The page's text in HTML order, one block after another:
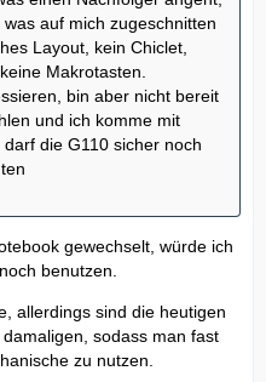
auf mich zugeschnitten
Layout, kein Chiclet,
Makrotasten.
bin aber nicht bereit
und ich komme mit
die G110 sicher noch
gewechselt, würde ich
benutzen.
allerdings sind die heutigen
sodass man fast
zu nutzen.